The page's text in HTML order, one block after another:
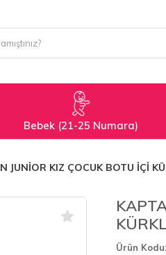
Bebek (21-25 Numara)
JUNİOR KIZ ÇOCUK BOTU İÇİ
Ürün Kodu